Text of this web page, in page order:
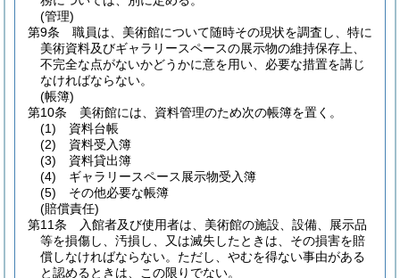
(管理)
第9条
職員は、美術館について随時その現状を調査し、特に
美術資料及びギャラリースペースの展示物の維持保存上、
不完全な点がないかどうかに意を用い、必要な措置を講じ
なければならない。
(帳簿)
第10条
美術館には、資料管理のため次の帳簿を置く。
(1)
資料台帳
(2)
資料受入簿
(3)
資料貸出簿
(4)
ギャラリースペース展示物受入簿
(5)
その他必要な帳簿
(賠償責任)
第11条
入館者及び使用者は、美術館の施設、設備、展示品
等を損傷し、汚損し、又は滅失したときは、その損害を賠
償しなければならない。 ただし、やむを得ない事由がある
と認めるときは、この限りでない。